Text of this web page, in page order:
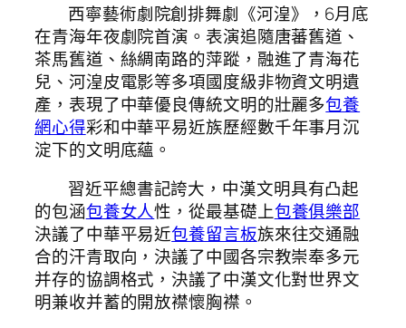
西寧藝術劇院創排舞劇《河湟》，6月底
在青海年夜劇院首演。表演追隨唐蕃舊道、
茶馬舊道、絲綢南路的萍蹤，融進了青海花
兒、河湟皮電影等多項國度級非物資文明遺
產，表現了中華優良傳統文明的壯麗多包養
網心得彩和中華平易近族歷經數千年事月沉
淀下的文明底蘊。
習近平總書記誇大，中漢文明具有凸起
的包涵包養女人性，從最基礎上包養俱樂部
決議了中華平易近包養留言板族來往交通融
合的汗青取向，決議了中國各宗教崇奉多元
并存的協調格式，決議了中漢文化對世界文
明兼收并蓄的開放襟懷胸襟。